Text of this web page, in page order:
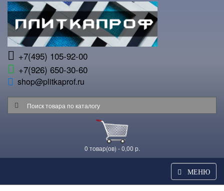
+7(495) 105-92-00
+7(926) 650-30-60
shop@plitkaprof.ru
0 товар(ов) - 0,00 р.
МЕНЮ